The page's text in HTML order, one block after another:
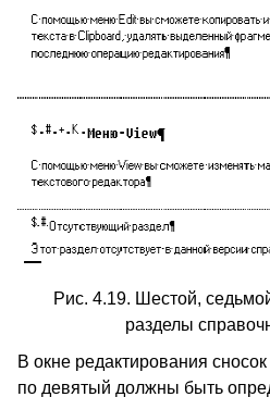
Рис. 4.19. Шестой,
разделы
В окне редактирования
по девятый должны быть